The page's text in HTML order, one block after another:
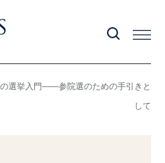
選挙入門――参院選のための手引きと
して